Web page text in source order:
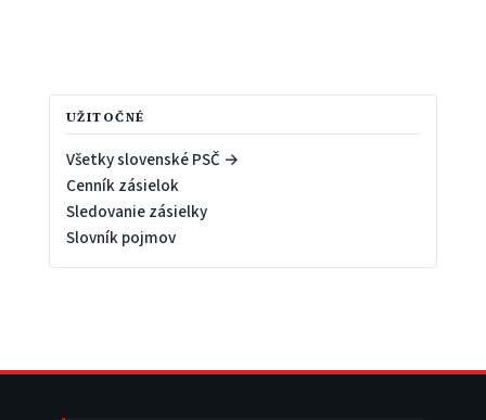
UŽITOČNÉ
Všetky slovenské PSČ →
Cenník zásielok
Sledovanie zásielky
Slovník pojmov